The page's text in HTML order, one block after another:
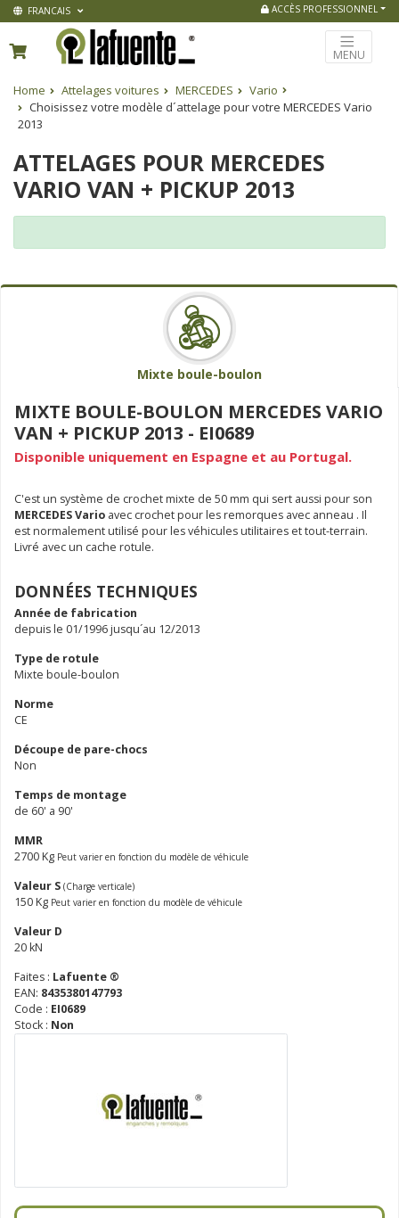
FRANCAIS ACCÈS PROFESSIONNEL
MENU
Home Attelages voitures MERCEDES
Vario
Choisissez votre modèle d´attelage pour votre MERCEDES Vario
2013
ATTELAGES POUR MERCEDES
VARIO VAN + PICKUP 2013
Mixte boule-boulon
MIXTE BOULE-BOULON MERCEDES VARIO
VAN + PICKUP 2013 - EI0689
Disponible uniquement en Espagne et au Portugal.
C'est un système de crochet mixte de 50 mm qui sert aussi pour son
MERCEDES Vario avec crochet pour les remorques avec anneau . Il
est normalement utilisé pour les véhicules utilitaires et tout-terrain.
Livré avec un cache rotule.
DONNÉES TECHNIQUES
Année de fabrication
depuis le 01/1996 jusqu´au 12/2013
Type de rotule
Mixte boule-boulon
Norme
CE
Découpe de pare-chocs
Non
Temps de montage
de 60' a 90'
MMR
2700 Kg Peut varier en fonction du modèle de véhicule
Valeur S (Charge verticale)
150 Kg Peut varier en fonction du modèle de véhicule
Valeur D
20 kN
Faites : Lafuente ®
EAN: 8435380147793
Code : EI0689
Stock : Non